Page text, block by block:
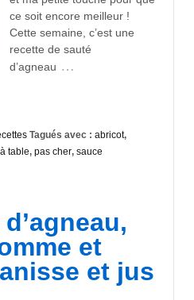
ce soit encore meilleur !
Cette semaine, c’est une
recette de sauté
d’agneau …
Tagués avec : abricot,
table, pas cher, sauce
et
et jus